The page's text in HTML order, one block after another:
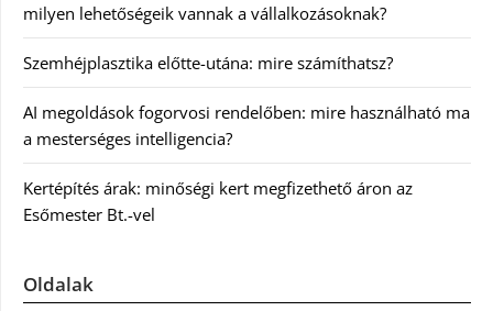
milyen lehetőségeik vannak a vállalkozásoknak?
Szemhéjplasztika előtte-utána: mire számíthatsz?
AI megoldások fogorvosi rendelőben: mire használható ma
a mesterséges intelligencia?
Kertépítés árak: minőségi kert megfizethető áron az
Esőmester Bt.-vel
Oldalak